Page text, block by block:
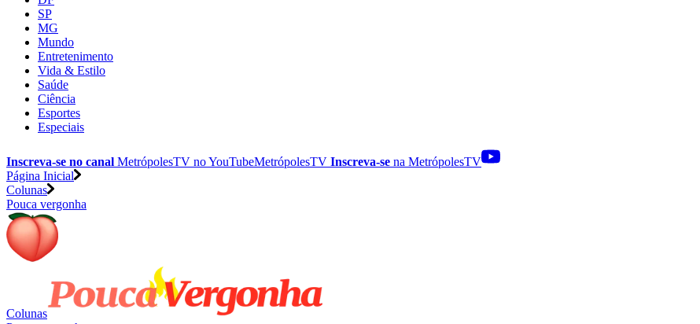
SP
MG
Mundo
Entretenimento
Vida & Estilo
Saúde
Ciência
Esportes
Especiais
Inscreva-se no canal MetrópolesTV noYouTubeMetrópolesTV Inscreva-se na MetrópolesTV
Página Inicial
Colunas
Pouca vergonha
Colunas